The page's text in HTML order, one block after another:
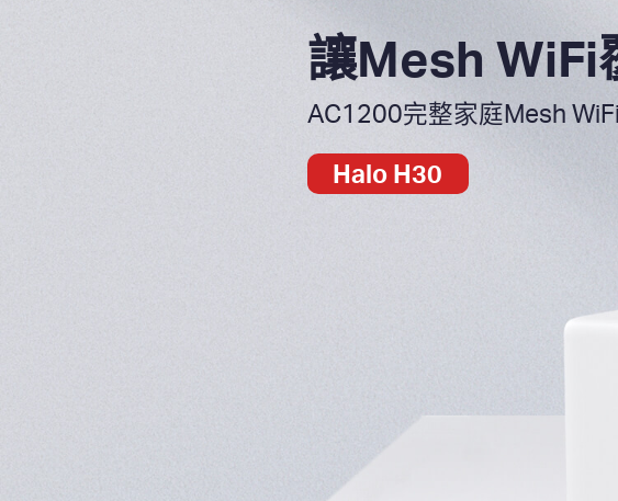
讓Mesh WiFi
AC1200完整家庭Mesh
Halo H30